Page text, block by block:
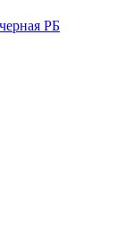
РБ